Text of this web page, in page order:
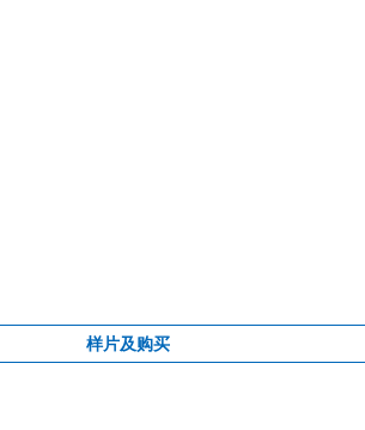
样片及购买